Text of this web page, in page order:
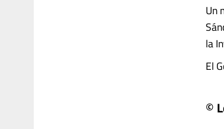
Un
la
El
©